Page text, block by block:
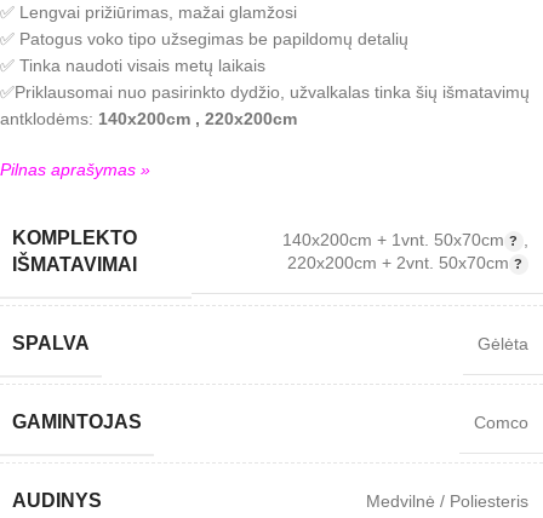
✅ Lengvai prižiūrimas, mažai glamžosi
✅ Patogus voko tipo užsegimas be papildomų detalių
✅ Tinka naudoti visais metų laikais
✅Priklausomai nuo pasirinkto dydžio, užvalkalas tinka šių išmatavimų
antklodėms: 140x200cm , 220x200cm
Pilnas aprašymas »
KOMPLEKTO
IŠMATAVIMAI
140x200cm + 1vnt. 50x70cm
220x200cm + 2vnt. 50x70cm
SPALVA Gėlėta
GAMINTOJAS Comco
AUDINYS Medvilnė / Poliesteris